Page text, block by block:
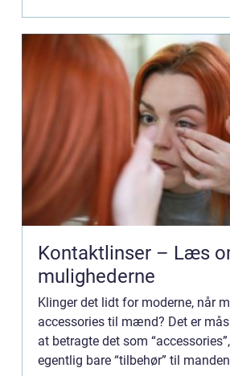
Kontaktlinser – Læs
mulighederne
Klinger det lidt for moderne, når
accessories til mænd? Det er
at betragte det som
egentlig bare “tilbehør” til